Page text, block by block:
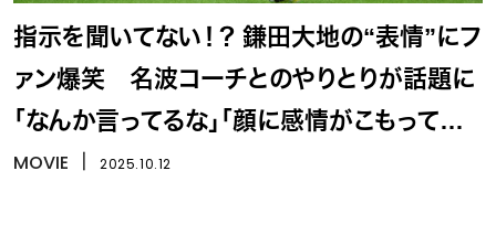
指示を聞いてない！？ 鎌田大地の“表情”にフ
ァン爆笑 名波コーチとのやりとりが話題に
「なんか言ってるな」「顔に感情がこもってな
いw」
MOVIE 2025.10.12